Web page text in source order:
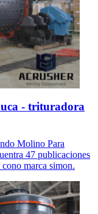
- trituradora
Molino Para
47 publicaciones
marca simon.